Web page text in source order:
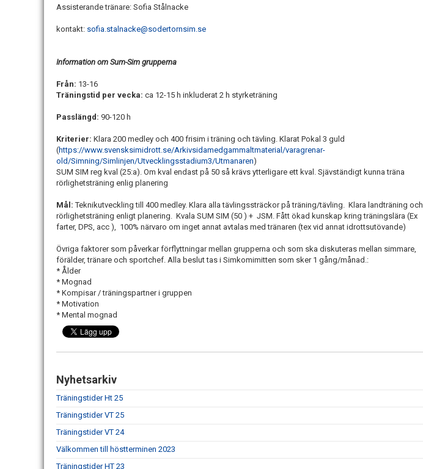
Assisterande tränare: Sofia Stålnacke
kontakt: sofia.stalnacke@sodertornsim.se
Information om Sum-Sim grupperna
Från: 13-16
Träningstid per vecka: ca 12-15 h inkluderat 2 h styrketräning
Passlängd: 90-120 h
Kriterier: Klara 200 medley och 400 frisim i träning och tävling. Klarat Pokal 3 guld
(https://www.svensksimidrott.se/Arkivsidamedgammaltmaterial/varagrenar-
old/Simning/Simlinjen/Utvecklingsstadium3/Utmanaren)
SUM SIM reg kval (25:a). Om kval endast på 50 så krävs ytterligare ett kval. Sjävständigt kunna träna
rörlighetsträning enlig planering
Mål:Teknikutveckling till 400 medley. Klara alla tävlingssträckor på träning/tävling. Klara landträning och
rörlighetsträning enligt planering. Kvala SUM SIM (50 ) + JSM. Fått ökad kunskap kring träningslära (Ex
farter, DPS, acc ), 100% närvaro om inget annat avtalas med tränaren (tex vid annat idrottsutövande)
Övriga faktorer som påverkar förflyttningar mellan grupperna och som ska diskuteras mellan simmare,
förälder, tränare och sportchef. Alla beslut tas i Simkomimitten som sker 1 gång/månad.:
* Ålder
* Mognad
* Kompisar / träningspartner i gruppen
* Motivation
* Mental mognad
Nyhetsarkiv
Träningstider Ht 25
Träningstider VT 25
Träningstider VT 24
Välkommen till höstterminen 2023
Träningstider HT 23